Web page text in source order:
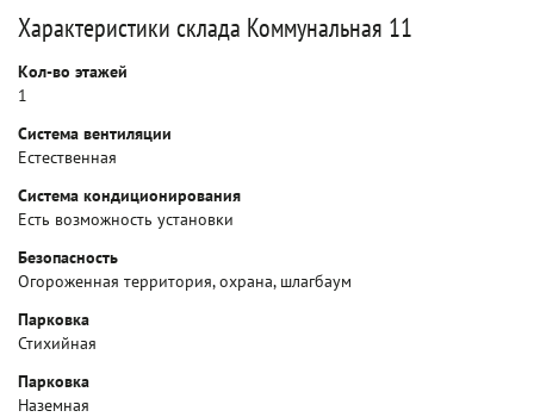
Характеристики склада Коммунальная 11
Кол-во этажей
1
Система вентиляции
Естественная
Система кондиционирования
Есть возможность установки
Безопасность
Огороженная территория, охрана, шлагбаум
Парковка
Стихийная
Парковка
Наземная